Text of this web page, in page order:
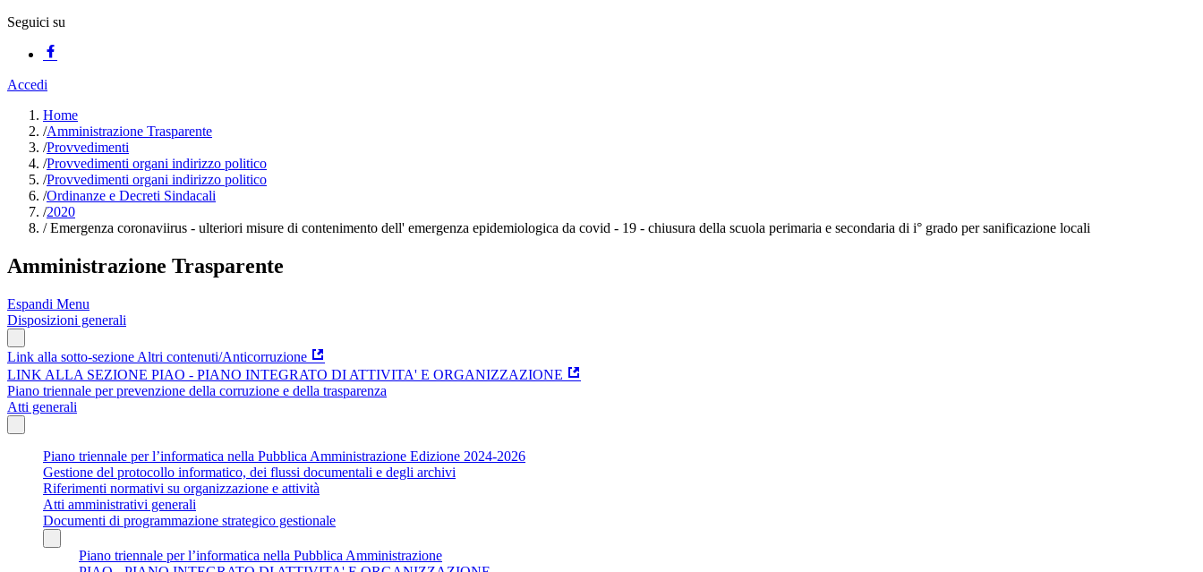
Seguici su
Accedi
Home
/Amministrazione Trasparente
/Provvedimenti
/Provvedimenti organi indirizzo politico
/Provvedimenti organi indirizzo politico
/Ordinanze e Decreti Sindacali
/2020
/Emergenza coronaviirus - ulteriori misure di contenimento dell' emergenza epidemiologica da covid - 19 - chiusura della scuola perimaria e secondaria di i° grado per sanificazione locali
Amministrazione Trasparente
Espandi Menu
Disposizioni generali
Link alla sotto-sezione Altri contenuti/Anticorruzione
LINK ALLA SEZIONE PIAO - PIANO INTEGRATO DI ATTIVITA' E ORGANIZZAZIONE
Piano triennale per prevenzione della corruzione e della trasparenza
Atti generali
Piano triennale per l’informatica nella Pubblica Amministrazione Edizione 2024-2026
Gestione del protocollo informatico, dei flussi documentali e degli archivi
Riferimenti normativi su organizzazione e attività
Atti amministrativi generali
Documenti di programmazione strategico gestionale
Piano triennale per l’informatica nella Pubblica Amministrazione